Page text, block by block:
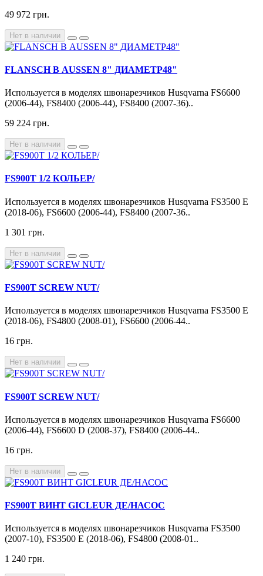
49 972 грн.
Нет в наличии
FLANSCH В AUSSEN 8" ДИАМЕТР48"
Используется в моделях швонарезчиков Husqvarna FS6600
(2006-44), FS8400 (2006-44), FS8400 (2007-36)..
59 224 грн.
Нет в наличии
FS900T 1/2 КОЛЬЕР/
Используется в моделях швонарезчиков Husqvarna FS3500 E
(2018-06), FS6600 (2006-44), FS8400 (2007-36..
1 301 грн.
Нет в наличии
FS900T SCREW NUT/
Используется в моделях швонарезчиков Husqvarna FS3500 E
(2018-06), FS4800 (2008-01), FS6600 (2006-44..
16 грн.
Нет в наличии
FS900T SCREW NUT/
Используется в моделях швонарезчиков Husqvarna FS6600
(2006-44), FS6600 D (2008-37), FS8400 (2006-44..
16 грн.
Нет в наличии
FS900T ВИНТ GICLEUR ДЕ/НАСОС
Используется в моделях швонарезчиков Husqvarna FS3500
(2007-10), FS3500 E (2018-06), FS4800 (2008-01..
1 240 грн.